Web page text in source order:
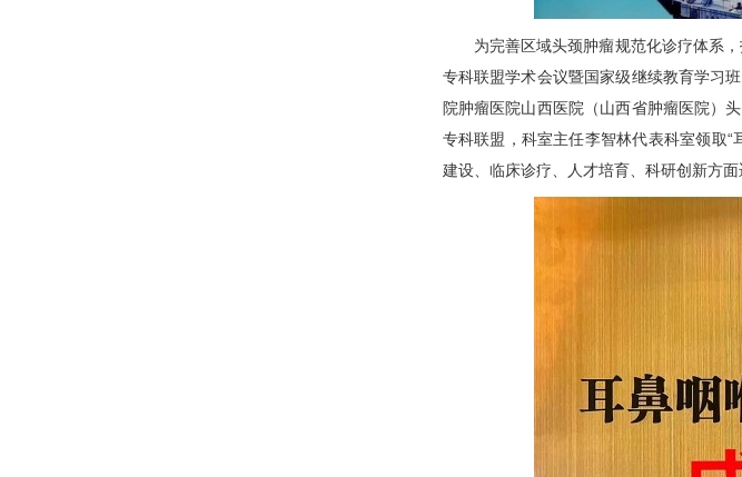
为完善区域头颈肿瘤规范化诊疗体系，
专科联盟学术会议暨国家级继续教育学习
院肿瘤医院山西医院（山西省肿瘤医院）
专科联盟，科室主任李智林代表科室领取“
建设、临床诊疗、人才培育、科研创新方